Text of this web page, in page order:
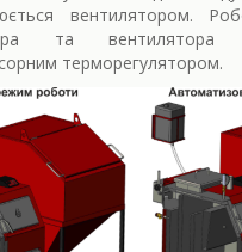
вентилятором.
та вентилятора
терморегулятором.